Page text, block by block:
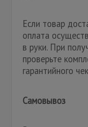
Если товар
оплата
в руки. При
проверьте
гарантийного
Самовывоз